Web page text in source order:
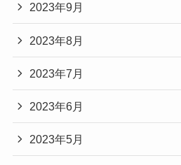
2023年9月
2023年8月
2023年7月
2023年6月
2023年5月